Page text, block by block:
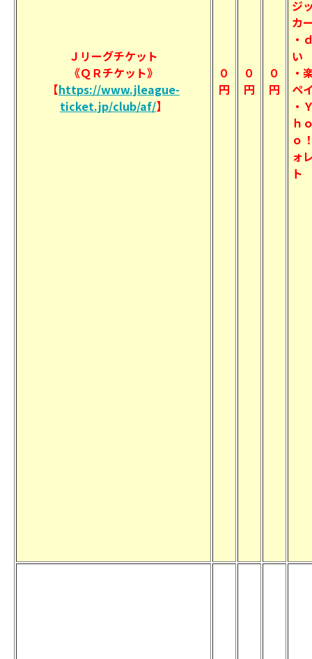
Ｊリーグチケット
《ＱＲチケット》
【https://www.jleague-
ticket.jp/club/af/】
０
円
０
円
０
円
ジ
カ
・
い
・
ペ
・
ｈ
ｏ
ォ
ト